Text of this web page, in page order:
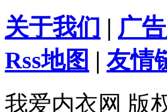
关于我们 | 广
Rss地图 |友情
我爱内衣网 版